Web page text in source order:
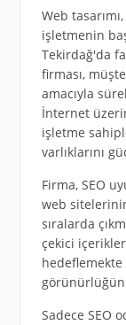
Web
işletmenin
Tekirdağ'da
firması,
amacıyla
İnternet
işletme
varlıklarını
Firma, SEO
web
sıralarda
çekici
Sadece SEO